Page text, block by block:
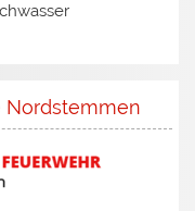
Nordstemmen